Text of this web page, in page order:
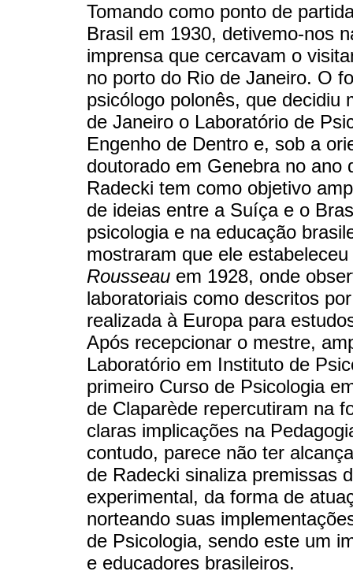
Tomando como ponto de
Brasil em 1930, detivemo-nos
imprensa que cercavam o
no porto do Rio de Janeiro. O
psicólogo polonês, que decidiu
de Janeiro o Laboratório de
Engenho de Dentro e, sob a
doutorado em Genebra no ano
Radecki tem como objetivo
de ideias entre a Suíça e o
psicologia e na educação
mostraram que ele
Rousseau em 1928, onde
laboratoriais como descritos
realizada à Europa para
Após recepcionar o mestre,
Laboratório em Instituto de
primeiro Curso de Psicologia
de Claparède repercutiram na
claras implicações na
contudo, parece não ter
de Radecki sinaliza premissas
experimental, da forma de
norteando suas
de Psicologia, sendo este um
e educadores brasileiros.